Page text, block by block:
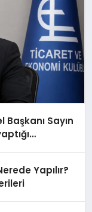
Sayın
Yapılır?